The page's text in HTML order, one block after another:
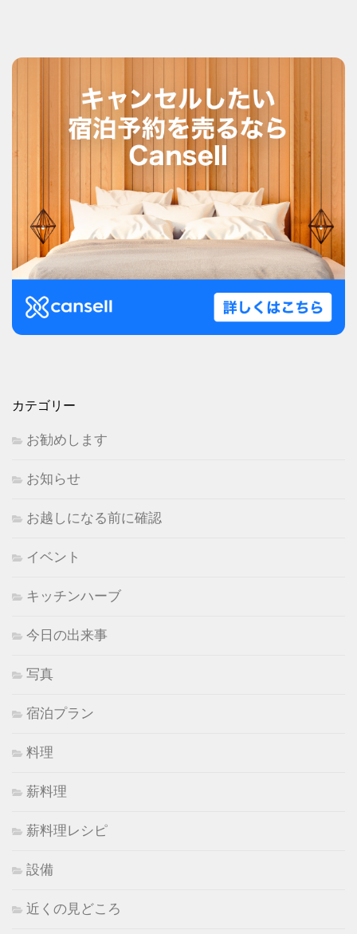
カテゴリー
お勧めします
お知らせ
お越しになる前に確認
イベント
キッチンハーブ
今日の出来事
写真
宿泊プラン
料理
薪料理
薪料理レシピ
設備
近くの見どころ